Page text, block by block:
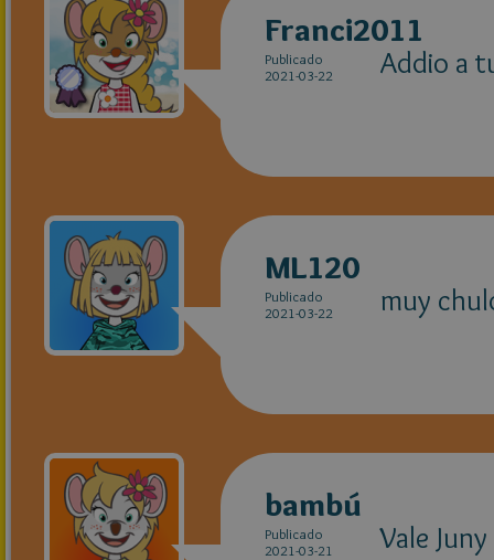
Franci2011
Publicado
2021-03-22
Addio a
ML120
Publicado
2021-03-22
muy
bambú
Publicado
2021-03-21
Vale